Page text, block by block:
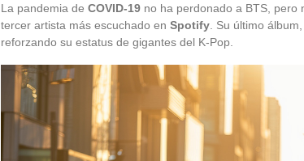
La pandemia de COVID-19 no ha perdonado a BTS, pero
tercer artista más escuchado en Spotify . Su último álbum,
reforzando su estatus de gigantes del K-Pop.